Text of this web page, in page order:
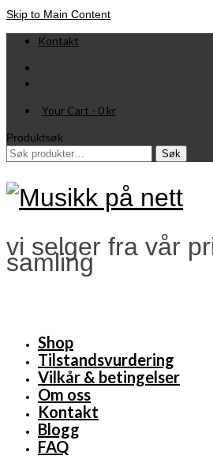
Skip to Main Content
Kontakt
Your Cart - 0 kr
Produktsøk
Søk
Søk
vi selger fra vår
samling
Shop
Tilstandsvurdering
Vilkår & betingelser
Om oss
Kontakt
Blogg
FAQ